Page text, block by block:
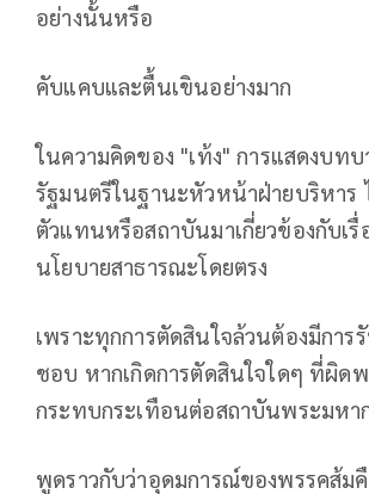
อย่างนั้นหรือ
คับแคบและตื้นเขินอย่างมาก
ในความคิดของ "เท้ง" การแสดงบท
รัฐมนตรีในฐานะหัวหน้าฝ่ายบริหาร
ตัวแทนหรือสถาบันมาเกี่ยวข้องกับเรื่
นโยบายสาธารณะโดยตรง
เพราะทุกการตัดสินใจล้วนต้องมีการ
ชอบ หากเกิดการตัดสินใจใดๆ ที่ผิด
กระทบกระเทือนต่อสถาบันพระมหา
พูดราวกับว่าอุดมการณ์ของพรรคส้ม